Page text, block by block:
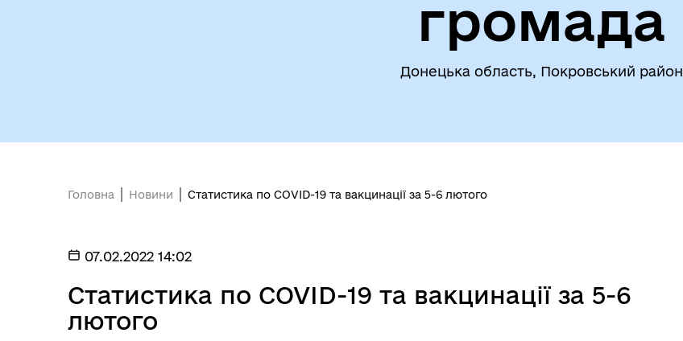
Стратегія розвитку громади Фінанси
громада
Донецька область, Покровський район
Головна Новини Статистика по COVID-19 та вакцинації за 5-6 лютого
07.02.2022 14:02
Статистика по COVID-19 та вакцинації за 5-6
лютого